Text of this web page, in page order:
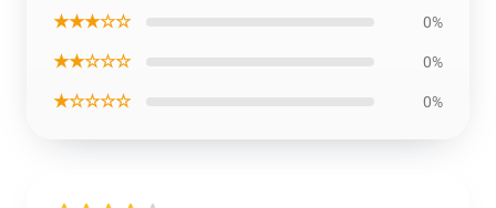
★★★☆☆ 0%
★★☆☆☆ 0%
★☆☆☆☆ 0%